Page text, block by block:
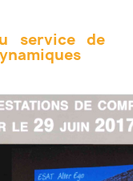
service de